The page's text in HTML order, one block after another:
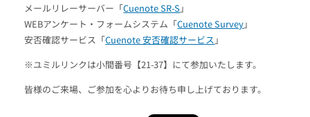
SNSプロモーション支援事業
メールリレーサーバー「Cuenote SR-S 」
WEBアンケート・フォームシステム「Cuenote Survey」
安否確認サービス「Cuenote 安否確認サービス 」
※ユミルリンクは小間番号【21-37】にて参加いたします。
皆様のご来場、ご参加を心よりお待ち申し上げております。